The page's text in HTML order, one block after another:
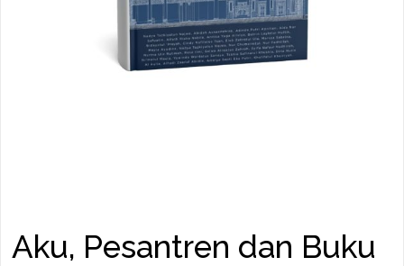
Aku, Pesantren dan Buku